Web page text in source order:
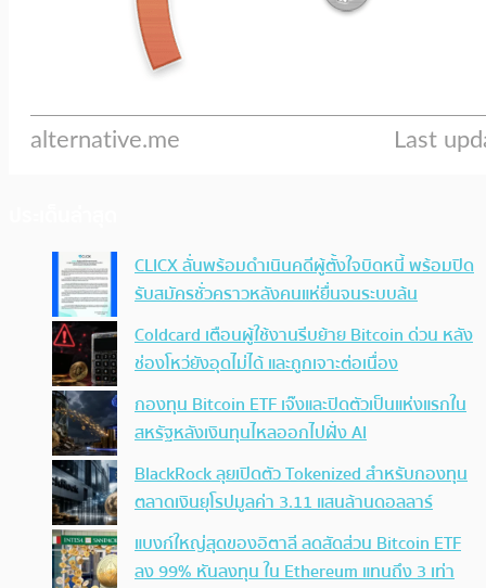
CLICX ลั่นพร้อมดำเนินคดีผู้ตั้งใจบิดหนี้ พร้อมปิด
รับสมัครชั่วคราวหลังคนแห่ยื่นจนระบบล้น
Coldcard เตือนผู้ใช้งานรีบย้าย Bitcoin ด่วน หลัง
ช่องโหว่ยังอุดไม่ได้ และถูกเจาะต่อเนื่อง
กองทุน Bitcoin ETF เจ๊งและปิดตัวเป็นแห่งแรกใน
สหรัฐหลังเงินทุนไหลออกไปฝั่ง AI
BlackRock ลุยเปิดตัว Tokenized สำหรับกองทุน
ตลาดเงินยุโรปมูลค่า 3.11 แสนล้านดอลลาร์
แบงก์ใหญ่สุดของอิตาลี ลดสัดส่วน Bitcoin ETF
ลง 99% หันลงทุน ใน Ethereum แทนถึง 3 เท่า